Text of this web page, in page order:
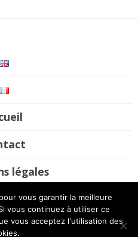
légales
rights reserved / Site byUP Digital
vous garantir la meilleure
vous continuez à utiliser ce
vous acceptez l'utilisation des